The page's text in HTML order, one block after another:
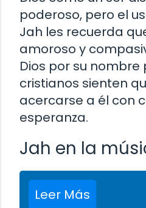
poderoso, pero el
Jah les recuerda
amoroso y
Dios por su nombre
cristianos sienten
acercarse a él con
esperanza.
Jah en la
Leer Más